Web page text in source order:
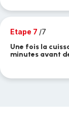
Etape 7 /7
Une fois la
minutes avant